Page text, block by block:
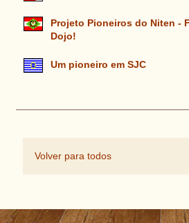
Projeto Pioneiros do Niten -
Dojo!
Um pioneiro em SJC
Volver para todos